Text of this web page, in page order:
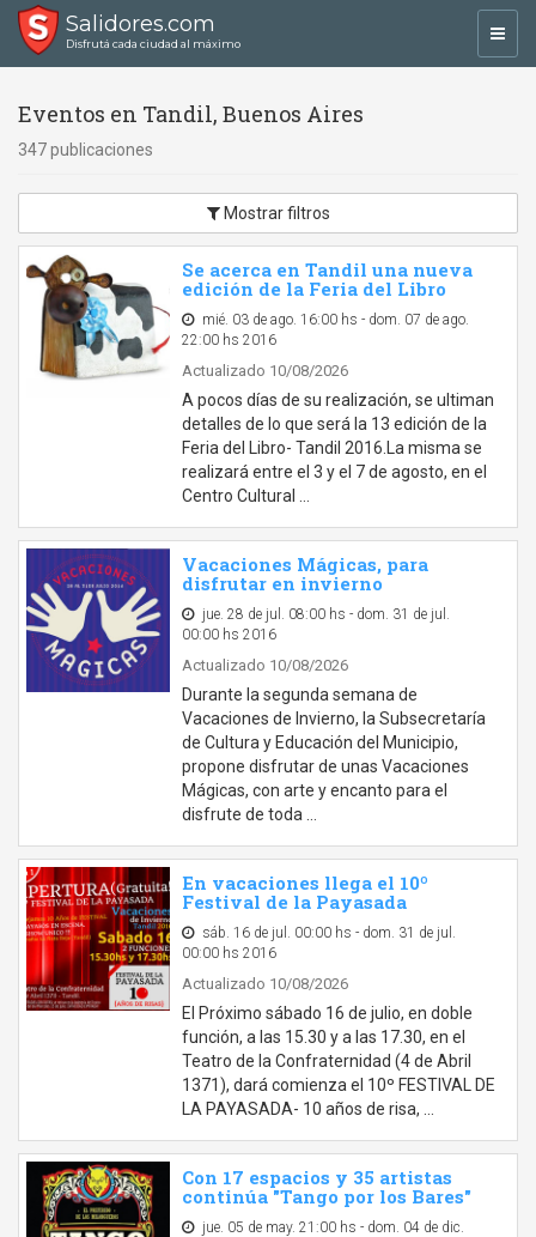
Salidores.com
Disfrutá cada ciudad al máximo
Eventos en Tandil, Buenos Aires
347 publicaciones
Mostrar filtros
Se acerca en Tandil una nueva
edición de la Feria del Libro
mié. 03 de ago. 16:00 hs - dom. 07 de ago.
22:00 hs 2016
Actualizado 10/08/2026
A pocos días de su realización, se ultiman
detalles de lo que será la 13 edición de la
Feria del Libro- Tandil 2016.La misma se
realizará entre el 3 y el 7 de agosto, en el
Centro Cultural …
Vacaciones Mágicas, para
disfrutar en invierno
jue. 28 de jul. 08:00 hs - dom. 31 de jul.
00:00 hs 2016
Actualizado 10/08/2026
Durante la segunda semana de
Vacaciones de Invierno, la Subsecretaría
de Cultura y Educación del Municipio,
propone disfrutar de unas Vacaciones
Mágicas, con arte y encanto para el
disfrute de toda …
En vacaciones llega el 10º
Festival de la Payasada
sáb. 16 de jul. 00:00 hs - dom. 31 de jul.
00:00 hs 2016
Actualizado 10/08/2026
El Próximo sábado 16 de julio, en doble
función, a las 15.30 y a las 17.30, en el
Teatro de la Confraternidad (4 de Abril
1371), dará comienza el 10º FESTIVAL DE
LA PAYASADA- 10 años de risa, …
Con 17 espacios y 35 artistas
continúa "Tango por los Bares"
jue. 05 de may. 21:00 hs - dom. 04 de dic.